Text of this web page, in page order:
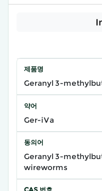
제품명
Geranyl 3-
약어
Ger-iVa
동의어
Geranyl 3-
wireworms